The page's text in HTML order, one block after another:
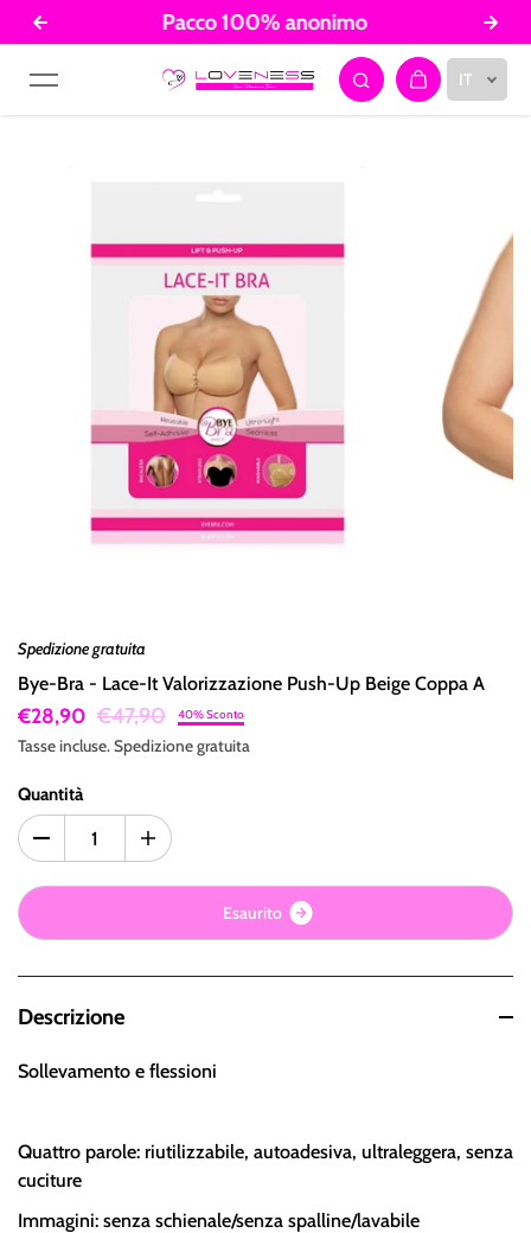
Salta al contenuto Pacco 100% anonimo
IT
Spedizione gratuita
Bye-Bra - Lace-It Valorizzazione Push-Up Beige Coppa A
€28,90 €47,90 40% Sconto
Tasse incluse.Spedizionegratuita
Quantità
Esaurito
Descrizione
Sollevamento e flessioni
Quattro parole: riutilizzabile, autoadesiva, ultraleggera, senza
cuciture
Immagini: senza schienale/senza spalline/lavabile